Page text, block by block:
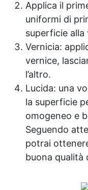
Dopo la
applicare su
alluminio. Per
a
carteggiare
No, basta
prodotto
rimasta. 👉
superfici
tra una mano
sopra? Sì,
prodotto
l’adesione
Officine
Applica il
uniformi di
superficie alla
Vernicia:
vernice,
l’altro.
Lucida: una
la superficie
omogeneo e
Seguendo
potrai
buona qualità